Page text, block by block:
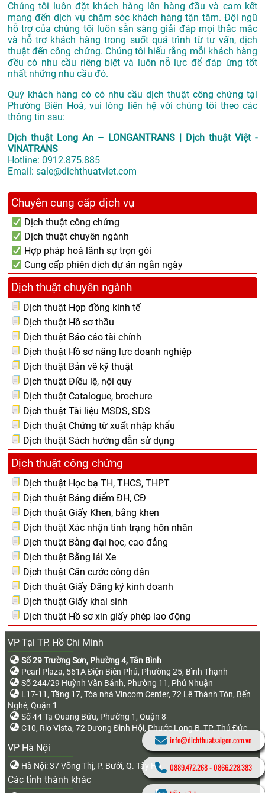
Chúng tôi luôn đặt khách hàng lên hàng đầu và cam kết
mang đến dịch vụ chăm sóc khách hàng tận tâm. Đội ngũ
hỗ trợ của chúng tôi luôn sẵn sàng giải đáp mọi thắc mắc
và hỗ trợ khách hàng trong suốt quá trình từ tư vấn, dịch
thuật đến công chứng. Chúng tôi hiểu rằng mỗi khách hàng
đều có nhu cầu riêng biệt và luôn nỗ lực để đáp ứng tốt
nhất những nhu cầu đó.
Quý khách hàng có có nhu cầu dịch thuật công chứng tại
Phường Biên Hoà, vui lòng liên hệ với chúng tôi theo các
thông tin sau:
Dịch thuật Long An – LONGANTRANS | Dịch thuật Việt -
VINATRANS
Hotline: 0912.875.885
Email: sale@dichthuatviet.com
Chuyên cung cấp dịch vụ
Dịch thuật công chứng
Dịch thuật chuyên ngành
Hợp pháp hoá lãnh sự trọn gói
Cung cấp phiên dịch dự án ngắn ngày
Dịch thuật chuyên ngành
Dịch thuật Hợp đồng kinh tế
Dịch thuật Hồ sơ thầu
Dịch thuật Báo cáo tài chính
Dịch thuật Hồ sơ năng lực doanh nghiệp
Dịch thuật Bản vẽ kỹ thuật
Dịch thuật Điều lệ, nội quy
Dịch thuật Catalogue, brochure
Dịch thuật Tài liệu MSDS, SDS
Dịch thuật Chứng từ xuất nhập khẩu
Dịch thuật Sách hướng dẫn sử dụng
Dịch thuật công chứng
Dịch thuật Học bạ TH, THCS, THPT
Dịch thuật Bảng điểm ĐH, CĐ
Dịch thuật Giấy Khen, bằng khen
Dịch thuật Xác nhận tình trạng hôn nhân
Dịch thuật Bằng đại học, cao đẳng
Dịch thuật Bằng lái Xe
Dịch thuật Căn cước công dân
Dịch thuật Giấy Đăng ký kinh doanh
Dịch thuật Giấy khai sinh
Dịch thuật Hồ sơ xin giấy phép lao động
VP Tại TP. Hồ Chí Minh
Số 29 Trường Sơn, Phường 4, Tân Bình
Pearl Plaza, 561A Điện Biên Phủ, Phường 25, Bình Thạnh
Số 244/29 Huỳnh Văn Bánh, Phường 11, Phú Nhuận
L17-11, Tầng 17, Tòa nhà Vincom Center, 72 Lê Thánh Tôn, Bến
Nghé, Quận 1
Số 44 Tạ Quang Bửu, Phường 1, Quận 8
C10, Rio Vista, 72 Dương Đình Hội, Phước Long B, TP. Thủ Đức
VP Hà Nội
Hà Nội: 37 Võng Thị, P. Bưởi, Q. Tây Hồ
Các tỉnh thành khác
info@dichthuatsaigon.com.vn
0889.472.268-0866.228.383